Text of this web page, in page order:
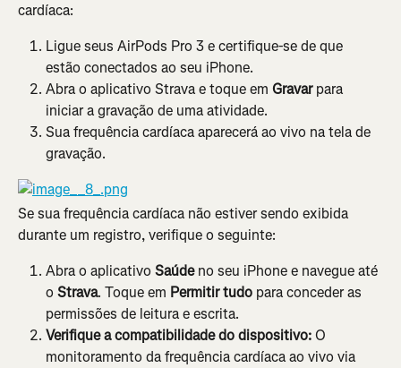
cardíaca:
Ligue seus AirPods Pro 3 e certifique-se de que
estão conectados ao seu iPhone.
Abra o aplicativo Strava e toque em Gravar para
iniciar a gravação de uma atividade.
Sua frequência cardíaca aparecerá ao vivo na tela de
gravação.
Se sua frequência cardíaca não estiver sendo exibida
durante um registro, verifique o seguinte:
Abra o aplicativo Saúde no seu iPhone e navegue até
o Strava. Toque em Permitir tudo para conceder as
permissões de leitura e escrita.
Verifique a compatibilidade do dispositivo: O
monitoramento da frequência cardíaca ao vivo via